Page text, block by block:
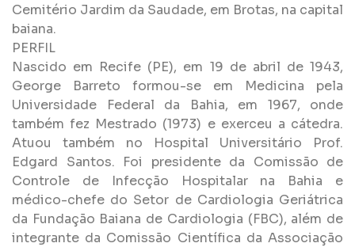
Cemitério Jardim da Saudade, em Brotas, na capital
baiana.
PERFIL
Nascido em Recife (PE), em 19 de abril de 1943,
George Barreto formou-se em Medicina pela
Universidade Federal da Bahia, em 1967, onde
também fez Mestrado (1973) e exerceu a cátedra.
Atuou também no Hospital Universitário Prof.
Edgard Santos. Foi presidente da Comissão de
Controle de Infecção Hospitalar na Bahia e
médico-chefe do Setor de Cardiologia Geriátrica
da Fundação Baiana de Cardiologia (FBC), além de
integrante da Comissão Científica da Associação